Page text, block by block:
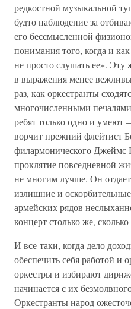
редкостной музыкальной
будто наблюдение за
его бессмысленной
понимания того, когда и
не просто слушать ее». Эту
в выражения менее
раз, как оркестранты
многочисленными
ребят только одно и
ворчит прежний флейтист
филармонического Джеймс
проклятие повседневной
не многим лучше. Он
излишние и
армейских рядов
концерт столько же,
И все-таки, когда дело
обеспечить себя работой и
оркестры и избирают
начинается с их
Оркестранты народ